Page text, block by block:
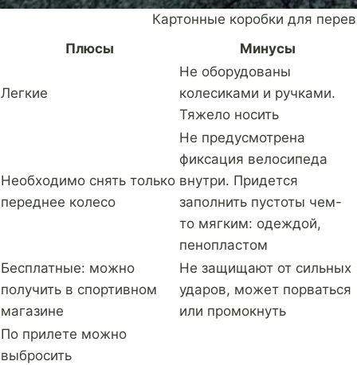
Картонные коробки для
Плюсы
Минусы
Легкие
Не оборудованы
колесиками и ручками.
Тяжело носить
Необходимо снять только
переднее колесо
Не предусмотрена
фиксация велосипеда
внутри. Придется
заполнить пустоты чем-
то мягким: одеждой,
пенопластом
Бесплатные: можно
получить в спортивном
магазине
Не защищают от сильных
ударов, может порваться
или промокнуть
По прилете можно
выбросить